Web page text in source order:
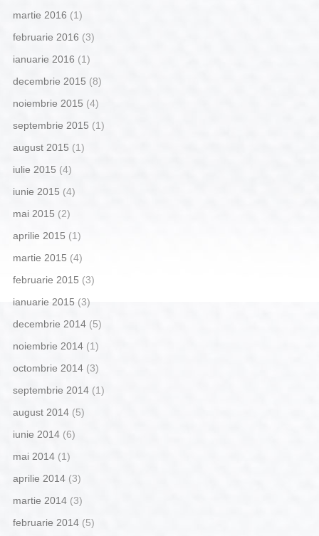
martie 2016 (1)
februarie 2016 (3)
ianuarie 2016 (1)
decembrie 2015 (8)
noiembrie 2015 (4)
septembrie 2015 (1)
august 2015 (1)
iulie 2015 (4)
iunie 2015 (4)
mai 2015 (2)
aprilie 2015 (1)
martie 2015 (4)
februarie 2015 (3)
ianuarie 2015(3)
decembrie 2014(5)
noiembrie 2014(1)
octombrie 2014(3)
septembrie 2014(1)
august 2014(5)
iunie 2014(6)
mai 2014(1)
aprilie 2014(3)
martie 2014(3)
februarie 2014(5)